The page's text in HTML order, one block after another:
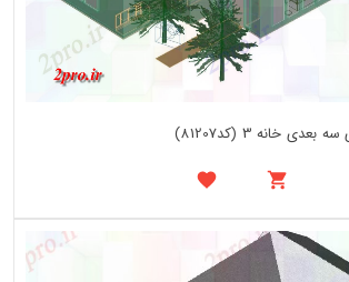
خانه 3 (کد81207)